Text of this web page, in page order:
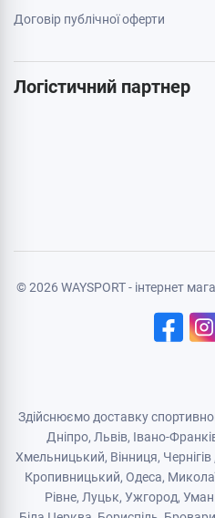
Бренди
Карта сайту
Договір публічної оферти
Логістичний партнер